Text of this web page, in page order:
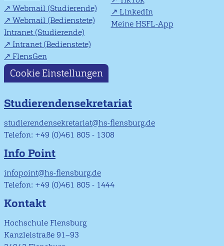
Webmail (Studierende)
Webmail (Bedienstete)
Intranet (Studierende)
Intranet (Bedienstete)
FlensGen
LinkedIn
Meine HSFL-App
Cookie Einstellungen
Studierendensekretariat
studierendensekretariat@hs-flensburg.de
Telefon: +49 (0)461 805 - 1308
Info Point
infopoint@hs-flensburg.de
Telefon: +49 (0)461 805 - 1444
Kontakt
Hochschule Flensburg
Kanzleistraße 91–93